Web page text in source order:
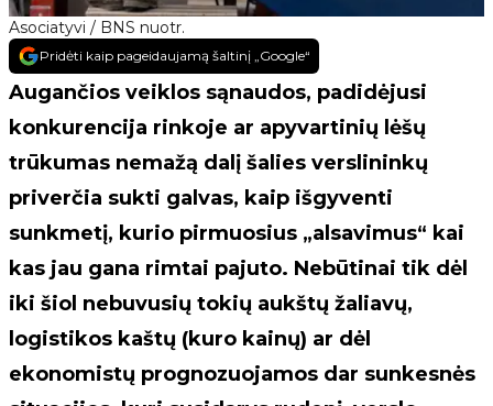
Asociatyvi / BNS nuotr.
Pridėti kaip pageidaujamą šaltinį „Google“
Augančios veiklos sąnaudos, padidėjusi
konkurencija rinkoje ar apyvartinių lėšų
trūkumas nemažą dalį šalies verslininkų
priverčia sukti galvas, kaip išgyventi
sunkmetį, kurio pirmuosius „alsavimus“ kai
kas jau gana rimtai pajuto. Nebūtinai tik dėl
iki šiol nebuvusių tokių aukštų žaliavų,
logistikos kaštų (kuro kainų) ar dėl
ekonomistų prognozuojamos dar sunkesnės